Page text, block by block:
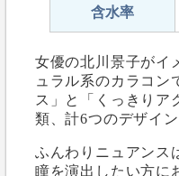
含水率
女優の北川景子がイ
ュラル系のカラコン
ス」と「くっきりア
類、計6つのデザイ
ふんわりニュアンス
瞳を演出したい方に